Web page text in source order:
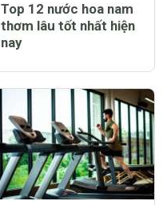
Top 12 nước hoa nam
thơm lâu tốt nhất hiện
nay